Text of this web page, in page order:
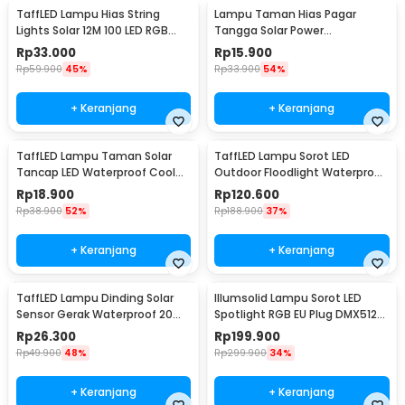
TaffLED Lampu Hias String
Lights Solar 12M 100 LED RGB
Waterproof - YY-3210
Rp33.000
Rp59.900 45%
+ Keranjang
Lampu Taman Hias Pagar
Tangga Solar Power
Waterproof Cool White - HBT-
1501
Rp15.900
Rp33.900 54%
+ Keranjang
TaffLED Lampu Taman Solar
Tancap LED Waterproof Cool
White 6000K - YF-922
Rp18.900
Rp38.900 52%
+ Keranjang
TaffLED Lampu Sorot LED
Outdoor Floodlight Waterproof
Cool White 30W - W804
Rp120.600
Rp188.900 37%
+ Keranjang
TaffLED Lampu Dinding Solar
Sensor Gerak Waterproof 20
LED Cool White - L20
Rp26.300
Rp49.900 48%
+ Keranjang
Illumsolid Lampu Sorot LED
Spotlight RGB EU Plug DMX512
240V 30W - YS-P01
Rp199.900
Rp299.900 34%
+ Keranjang